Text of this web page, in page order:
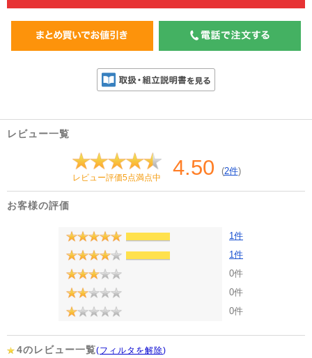
レビュー一覧
レビュー評価5点満点中 4.50 (2件)
お客様の評価
1件
1件
0件
0件
0件
4のレビュー一覧(フィルタを解除)